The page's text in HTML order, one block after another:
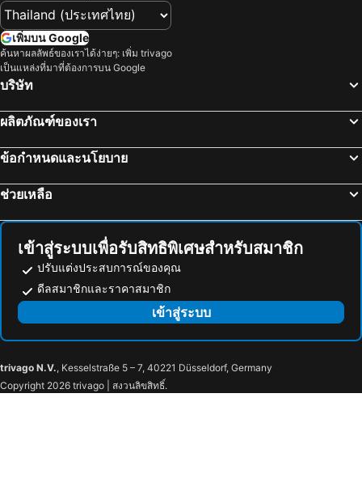
โรงแรม ปีนัง
โรงแรม จอร์เจีย
โรงแรม ประเทศไทย
โรงแรม ซาโมส
เพิ่มบน Google
ค้นหาผลลัพธ์ของเราได้ง่ายๆ: เพิ่ม trivago
เป็นแหล่งที่มาที่ต้องการบน Google
บริษัท
ผลิตภัณฑ์ของเรา
ข้อกำหนดและนโยบาย
ช่วยเหลือ
เข้าสู่ระบบเพื่อรับสิทธิพิเศษสำหรับสมาชิก
ปรับแต่งประสบการณ์ของคุณ
ดีลสมาชิกและราคาสมาชิก
เข้าสู่ระบบ
trivago N.V., Kesselstraße 5 – 7, 40221 Düsseldorf, Germany
Copyright 2026 trivago | สงวนลิขสิทธิ์.